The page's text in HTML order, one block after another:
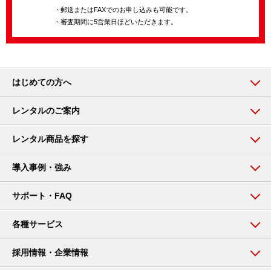
・郵送またはFAXでのお申し込みも可能です。
・審査期間に5営業日ほどいただきます。
はじめての方へ
レンタルのご案内
レンタル商品を探す
導入事例・強み
サポート・FAQ
各種サービス
採用情報・企業情報